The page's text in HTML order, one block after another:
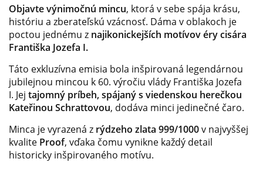
Objavte výnimočnú mincu, ktorá v sebe spája krásu,
históriu a zberateľskú vzácnosť. Dáma v oblakoch je
poctou jednému z najikonickejších motívov éry cisára
Františka Jozefa I.
Táto exkluzívna emisia bola inšpirovaná legendárnou
jubilejnou mincou k 60. výročiu vlády Františka Jozefa
I. Jej tajomný príbeh, spájaný s viedenskou herečkou
Kateřinou Schrattovou, dodáva minci jedinečné čaro.
Minca je vyrazená z rýdzeho zlata 999/1000v najvyššej
kvalite Proof, vďaka čomu vynikne každý detail
historicky inšpirovaného motívu.